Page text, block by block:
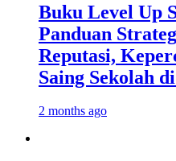
Buku Level Up
Panduan
Reputasi,
Saing Sekolah
2 months ago